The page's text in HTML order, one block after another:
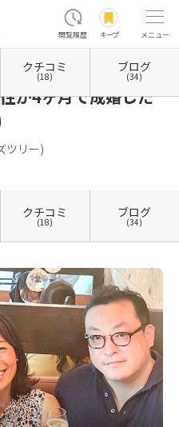
閲覧履歴 キープ メニュー
Partners Tree(パートナーズツリー)
が4ヶ月で成婚した
ツリー)
クチコミ
(18)
ブログ
(34)
クチコミ
(18)
ブログ
(34)